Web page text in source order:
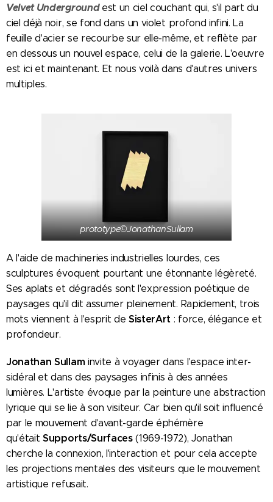
Velvet Underground est un ciel couchant qui, s'il part du
ciel déjà noir, se fond dans un violet profond infini. La
feuille d'acier se recourbe sur elle-même, et reflète par
en dessous un nouvel espace, celui de la galerie. L'oeuvre
est ici et maintenant. Et nous voilà dans d'autres univers
multiples.
prototype©JonathanSullam
A l'aide de machineries industrielles lourdes, ces
sculptures évoquent pourtant une étonnante légèreté.
Ses aplats et dégradés sont l'expression poétique de
paysages qu'il dit assumer pleinement. Rapidement, trois
mots viennent à l'esprit deSisterArt : force, élégance et
profondeur.
Jonathan Sullam invite à voyager dans l'espace inter-
sidéral et dans des paysages infinis à des années
lumières. L'artiste évoque par la peinture une abstraction
lyrique qui se lie à son visiteur. Car bien qu'il soit influencé
par le mouvement d'avant-garde éphémère
qu'étaitSupports/Surfaces(1969-1972), Jonathan
cherche la connexion, l'interaction et pour cela accepte
les projections mentales des visiteurs que le mouvement
artistique refusait.